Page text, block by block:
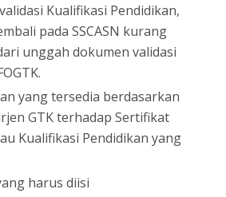
Kualifikasi Pendidikan,
pada SSCASN kurang
unggah dokumen validasi
yang tersedia berdasarkan
GTK terhadap Sertifikat
Kualifikasi Pendidikan yang
harus diisi